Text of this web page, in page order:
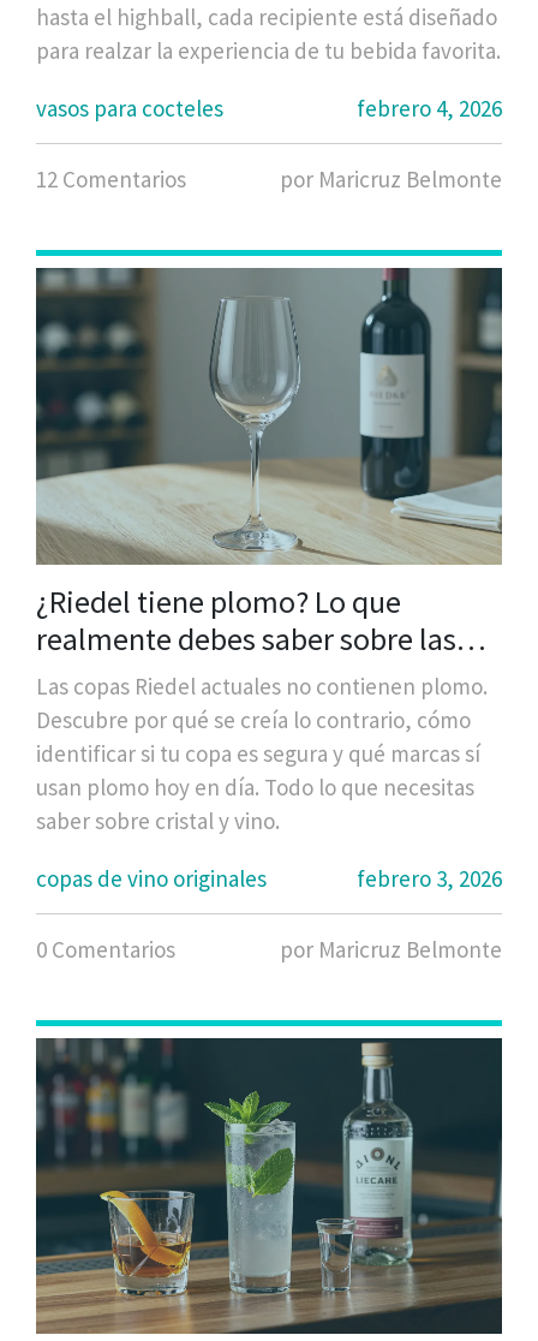
hasta el highball, cada recipiente está diseñado
para realzar la experiencia de tu bebida favorita.
vasos para cocteles
febrero 4, 2026
12 Comentarios por Maricruz Belmonte
¿Riedel tiene plomo? Lo que
realmente debes saber sobre las
copas de vino de cristal
Las copas Riedel actuales no contienen plomo.
Descubre por qué se creía lo contrario, cómo
identificar si tu copa es segura y qué marcas sí
usan plomo hoy en día. Todo lo que necesitas
saber sobre cristal y vino.
copas de vino originales
febrero 3, 2026
0 Comentarios por Maricruz Belmonte